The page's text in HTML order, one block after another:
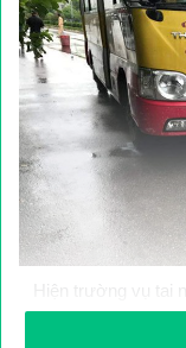
Hiện trường vụ tai